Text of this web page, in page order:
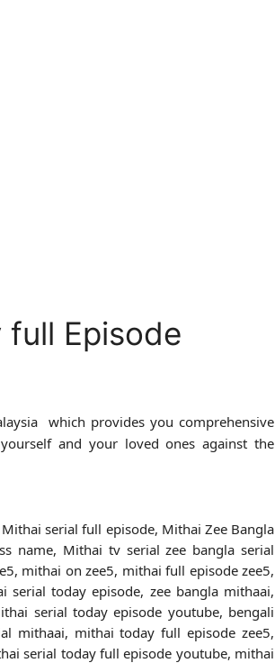
full Episode
which provides you comprehensive
and your loved ones against the
serial full episode, Mithai Zee Bangla
name, Mithai tv serial zee bangla serial
mithai on zee5, mithai full episode zee5,
today episode, zee bangla mithaai,
serial today episode youtube, bengali
mithaai, mithai today full episode zee5,
serial today full episode youtube, mithai